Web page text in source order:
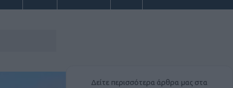
Δείτε περισσότερα άρθρα μας στα